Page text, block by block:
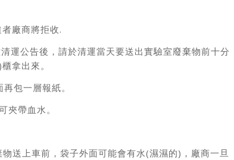
廠商將拒收.
運公告後，請於清運當天要送出實驗室廢棄物前十分
拿出來。
包一層報紙。
夾帶血水。
送上車前，袋子外面可能會有水(濕濕的)，廠商一旦